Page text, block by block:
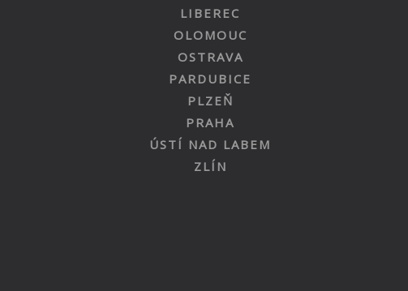
LIBEREC
OLOMOUC
OSTRAVA
PARDUBICE
PLZEŇ
PRAHA
ÚSTÍ NAD LABEM
ZLÍN